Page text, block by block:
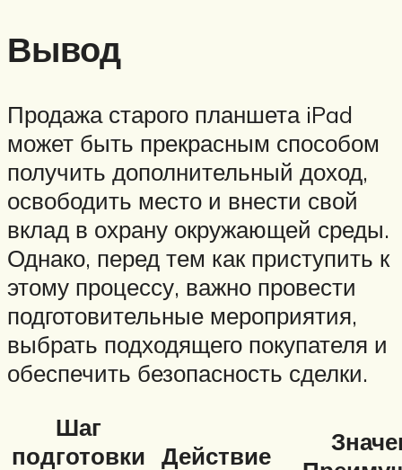
Вывод
Продажа старого планшета iPad
может быть прекрасным способом
получить дополнительный доход,
освободить место и внести свой
вклад в охрану окружающей среды.
Однако, перед тем как приступить к
этому процессу, важно провести
подготовительные мероприятия,
выбрать подходящего покупателя и
обеспечить безопасность сделки.
Шаг
подготовки Действие